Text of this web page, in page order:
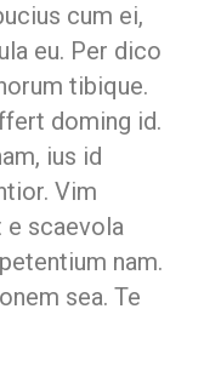
cum ei,
eu. Per dico
tibique.
doming id.
ius id
Vim
e scaevola
nam.
sea. Te